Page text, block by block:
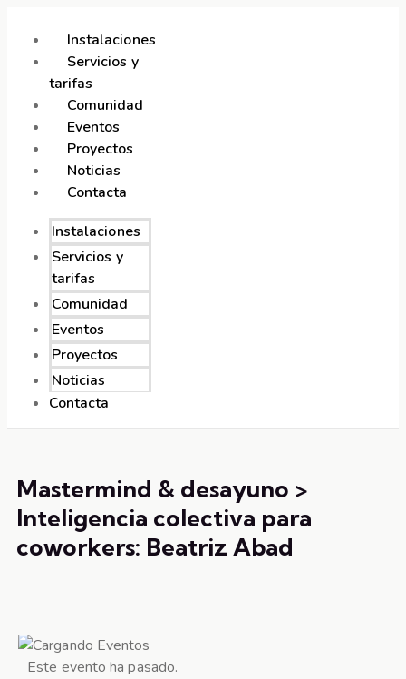
Instalaciones
Servicios y
tarifas
Comunidad
Eventos
Proyectos
Noticias
Contacta
Instalaciones
Servicios y
tarifas
Comunidad
Eventos
Proyectos
Noticias
Contacta
Mastermind & desayuno >
Inteligencia colectiva para
coworkers: Beatriz Abad
Este evento ha pasado.